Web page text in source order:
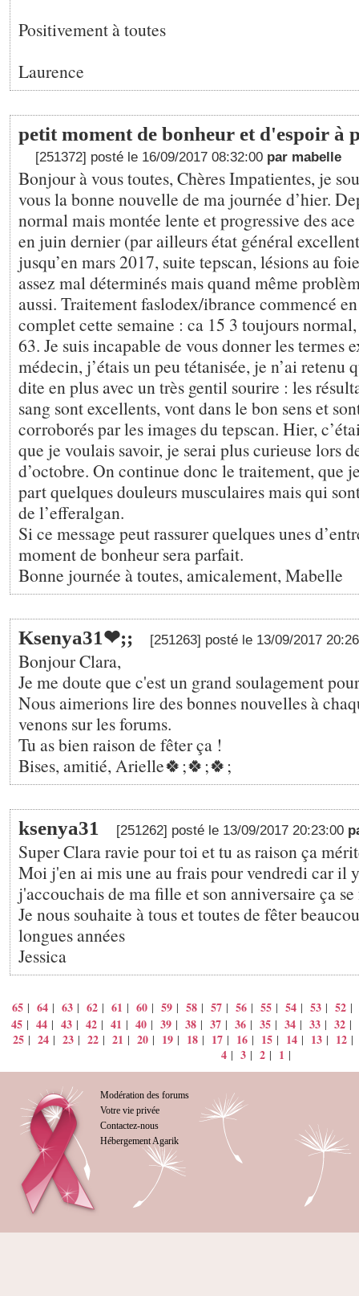
Positivement à toutes
Laurence
petit moment de bonheur et d'espoir à
[251372] posté le 16/09/2017 08:32:00 par mabelle
Bonjour à vous toutes, Chères Impatientes, je
vous la bonne nouvelle de ma journée d’hier.
normal mais montée lente et progressive des
en juin dernier (par ailleurs état général
jusqu’en mars 2017, suite tepscan, lésions au
assez mal déterminés mais quand même
aussi. Traitement faslodex/ibrance commencé
complet cette semaine : ca 15 3 toujours normal,
63. Je suis incapable de vous donner les termes
médecin, j’étais un peu tétanisée, je n’ai retenu
dite en plus avec un très gentil sourire : les
sang sont excellents, vont dans le bon sens et
corroborés par les images du tepscan. Hier,
que je voulais savoir, je serai plus curieuse lors
d’octobre. On continue donc le traitement, que
part quelques douleurs musculaires mais qui
de l’efferalgan.
Si ce message peut rassurer quelques unes
moment de bonheur sera parfait.
Bonne journée à toutes, amicalement, Mabelle
Ksenya31❤;️; [251263] posté le 13/09/2017
Bonjour Clara,
Je me doute que c'est un grand soulagement
Nous aimerions lire des bonnes nouvelles à
venons sur les forums.
Tu as bien raison de fêter ça !
Bises, amitié, Arielle🍀;🍀;🍀;
ksenya31 [251262] posté le 13/09/2017 20:23:00
Super Clara ravie pour toi et tu as raison ça
Moi j'en ai mis une au frais pour vendredi car il
j'accouchais de ma fille et son anniversaire ça se
Je nous souhaite à tous et toutes de fêter
longues années
Jessica
65 | 64 | 63 | 62 | 61 | 60 | 59 | 58 | 57 | 56 | 55 | 54 | 53 | 52 |
45 | 44 | 43 | 42 | 41 | 40 | 39 | 38 | 37 | 36 | 35 | 34 | 33 | 32 |
25 | 24 | 23 | 22 | 21 | 20 | 19 | 18 | 17 | 16 | 15 | 14 | 13 | 12
4 | 3 | 2 | 1 |
Modération des forums
Votre vie privée
Contactez-nous
Hébergement Agarik